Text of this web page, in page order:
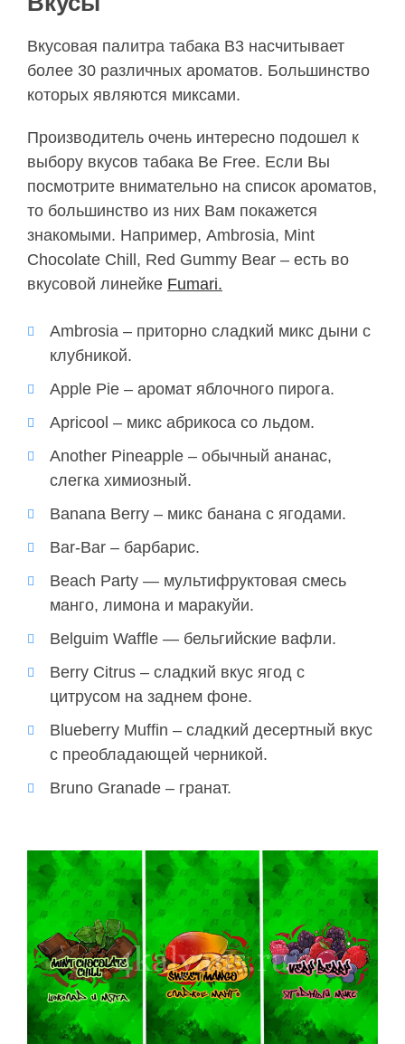
Вкусовая палитра табака B3 насчитывает
более 30 различных ароматов. Большинство
которых являются миксами.
Производитель очень интересно подошел к
выбору вкусов табака Be Free. Если Вы
посмотрите внимательно на список ароматов,
то большинство из них Вам покажется
знакомыми. Например, Ambrosia, Mint
Chocolate Chill, Red Gummy Bear – есть во
вкусовой линейке Fumari.
Ambrosia – приторно сладкий микс дыни с
клубникой.
Apple Pie – аромат яблочного пирога.
Apricool – микс абрикоса со льдом.
Another Pineapple – обычный ананас,
слегка химиозный.
Banana Berry – микс банана с ягодами.
Bar-Bar – барбарис.
Beach Party — мультифруктовая смесь
манго, лимона и маракуйи.
Belguim Waffle — бельгийские вафли.
Berry Citrus – сладкий вкус ягод с
цитрусом на заднем фоне.
Blueberry Muffin – сладкий десертный вкус
с преобладающей черникой.
Bruno Granade – гранат.